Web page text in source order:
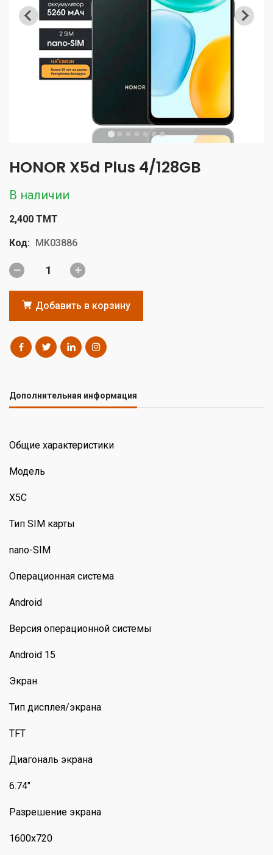
HONOR X5d Plus 4/128GB
В наличии
2,400 TMT
Код: MK03886
Добавить в корзину
Дополнительная информация
Общие характеристики
Модель
X5C
Тип SIM карты
nano-SIM
Операционная система
Android
Версия операционной системы
Android 15
Экран
Тип дисплея/экрана
TFT
Диагональ экрана
6.74"
Разрешение экрана
1600х720